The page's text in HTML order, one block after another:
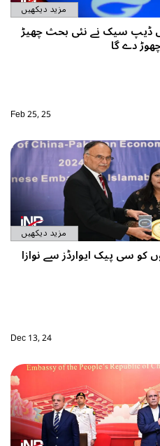
مزید دیکھیں
ڈیپ سیک نے نئی بحث چھیڑ
Feb 25, 25
مزید دیکھیں
شاندار کارکردگی پر43 پاکستانیوں کو سی پیک ایوارڈز سے نوازا
Dec 13, 24